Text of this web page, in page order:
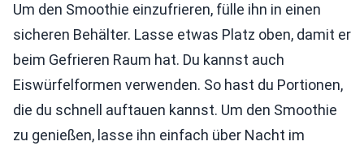
Um den Smoothie einzufrieren, fülle ihn in einen
sicheren Behälter. Lasse etwas Platz oben, damit er
beim Gefrieren Raum hat. Du kannst auch
Eiswürfelformen verwenden. So hast du Portionen,
die du schnell auftauen kannst. Um den Smoothie
zu genießen, lasse ihn einfach über Nacht im